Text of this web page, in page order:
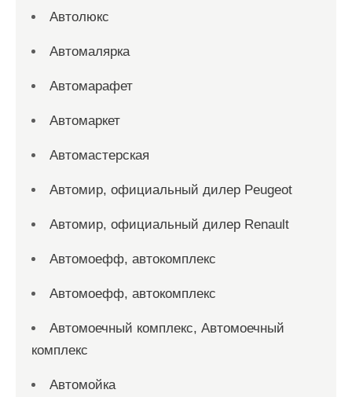
Автолюкс
Автомалярка
Автомарафет
Автомаркет
Автомастерская
Автомир, официальный дилер Peugeot
Автомир, официальный дилер Renault
Автомоефф, автокомплекс
Автомоефф, автокомплекс
Автомоечный комплекс, Автомоечный
комплекс
Автомойка